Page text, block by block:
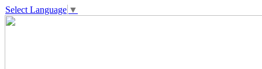
Select Language ▼